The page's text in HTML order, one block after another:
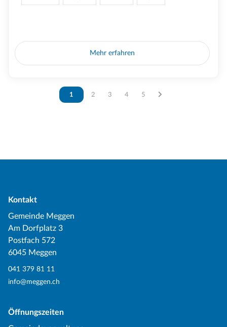
Mehr erfahren
Vous êtes sur la page
1 Vous êtes sur la page
2 Vous êtes sur la page
3 Vous êtes sur la page
4 Vous êtes sur la page
5
Kontakt
Gemeinde Meggen
Am Dorfplatz 3
Postfach 572
6045 Meggen
041 379 81 11
info@meggen.ch
Öffnungszeiten